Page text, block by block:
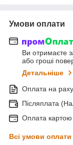
Умови оплати
Ви отримаєте
або гроші
Детальніше
Оплата на
Післяплата
Оплата
Всі умови оплати